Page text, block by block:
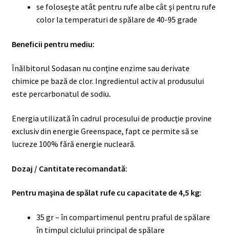
se foloseşte atât pentru rufe albe cât şi pentru rufe
color la temperaturi de spălare de 40-95 grade
Beneficii pentru mediu:
Înălbitorul Sodasan nu conţine enzime sau derivate
chimice pe bază de clor. Ingredientul activ al produsului
este percarbonatul de sodiu.
Energia utilizată în cadrul procesului de producţie provine
exclusiv din energie Greenspace, fapt ce permite să se
lucreze 100% fără energie nucleară.
Dozaj / Cantitate recomandată:
Pentru maşina de spălat rufe cu capacitate de 4,5 kg:
35 gr – în compartimenul pentru praful de spălare
în timpul ciclului principal de spălare